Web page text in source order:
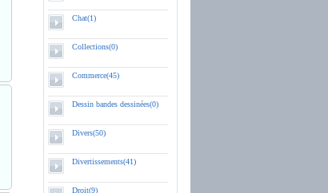
Chat(1)
Collections(0)
Commerce(45)
Dessin bandes dessinées(0)
Divers(50)
Divertissements(41)
Droit(9)